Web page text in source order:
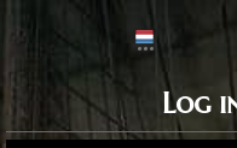
Log